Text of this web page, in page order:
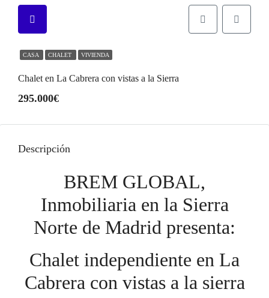
CASA CHALET VIVIENDA
Chalet en La Cabrera con vistas a la Sierra
295.000€
Descripción
BREM GLOBAL,
Inmobiliaria en la Sierra
Norte de Madrid presenta:
Chalet independiente en La
Cabrera con vistas a la sierra